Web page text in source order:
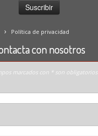
Política de privacidad
con nosotros
marcados con * son obligatorios